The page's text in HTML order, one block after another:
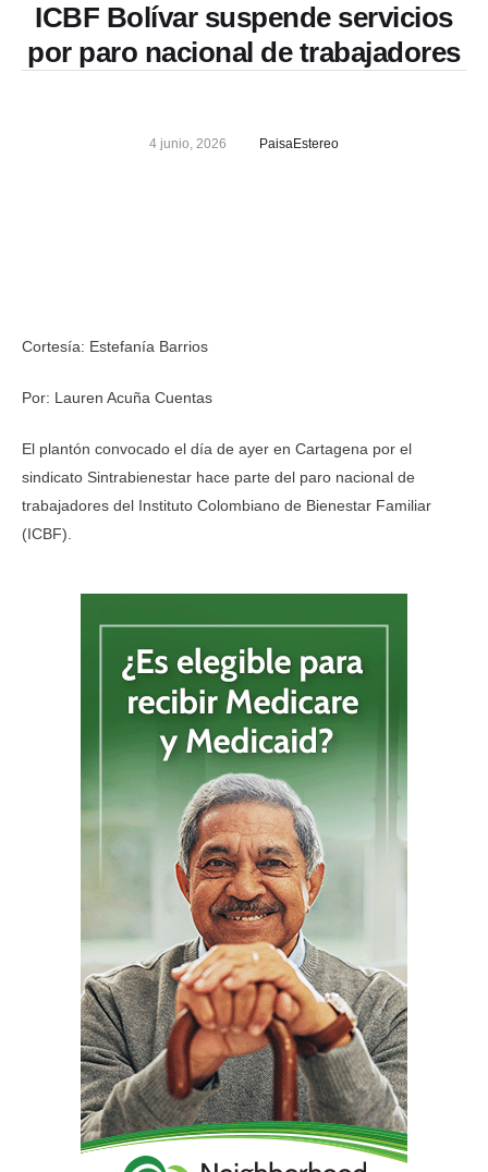
ICBF Bolívar suspende servicios
por paro nacional de trabajadores
4 junio, 2026 PaisaEstereo
Cortesía: Estefanía Barrios
Por: Lauren Acuña Cuentas
El plantón convocado el día de ayer en Cartagena por el
sindicato Sintrabienestar hace parte del paro nacional de
trabajadores del Instituto Colombiano de Bienestar Familiar
(ICBF).